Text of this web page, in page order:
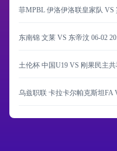
菲MPBL 伊洛伊洛联皇家队 VS
东南锦 文莱 VS 东帝汶 06-02
土伦杯 中国U19 VS 刚果民主
乌兹职联 卡拉卡尔帕克斯坦FA